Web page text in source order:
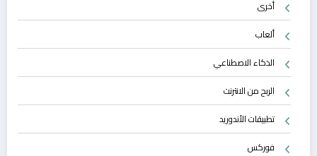
أخرى
ألعاب
الذكاء الاصطناعي
الربح من الانترنت
تطبيقات الأندوريد
فوركس